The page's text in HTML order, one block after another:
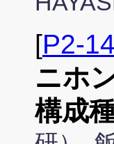
[P2-
ニホ
構成